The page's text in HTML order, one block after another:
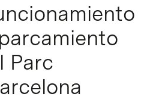
Parc